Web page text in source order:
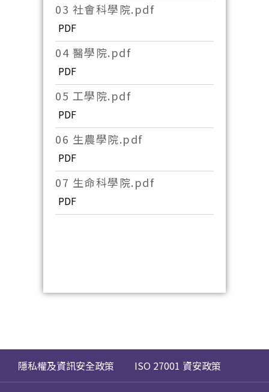
03 社會科學院.pdf
PDF
04 醫學院.pdf
PDF
05 工學院.pdf
PDF
06 生農學院.pdf
PDF
07 生命科學院.pdf
PDF
隱私權及資訊安全政策 ISO 27001 資安政策